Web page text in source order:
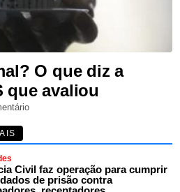
O que diz a
que avaliou
Civil faz operação para cumprir
de prisão contra